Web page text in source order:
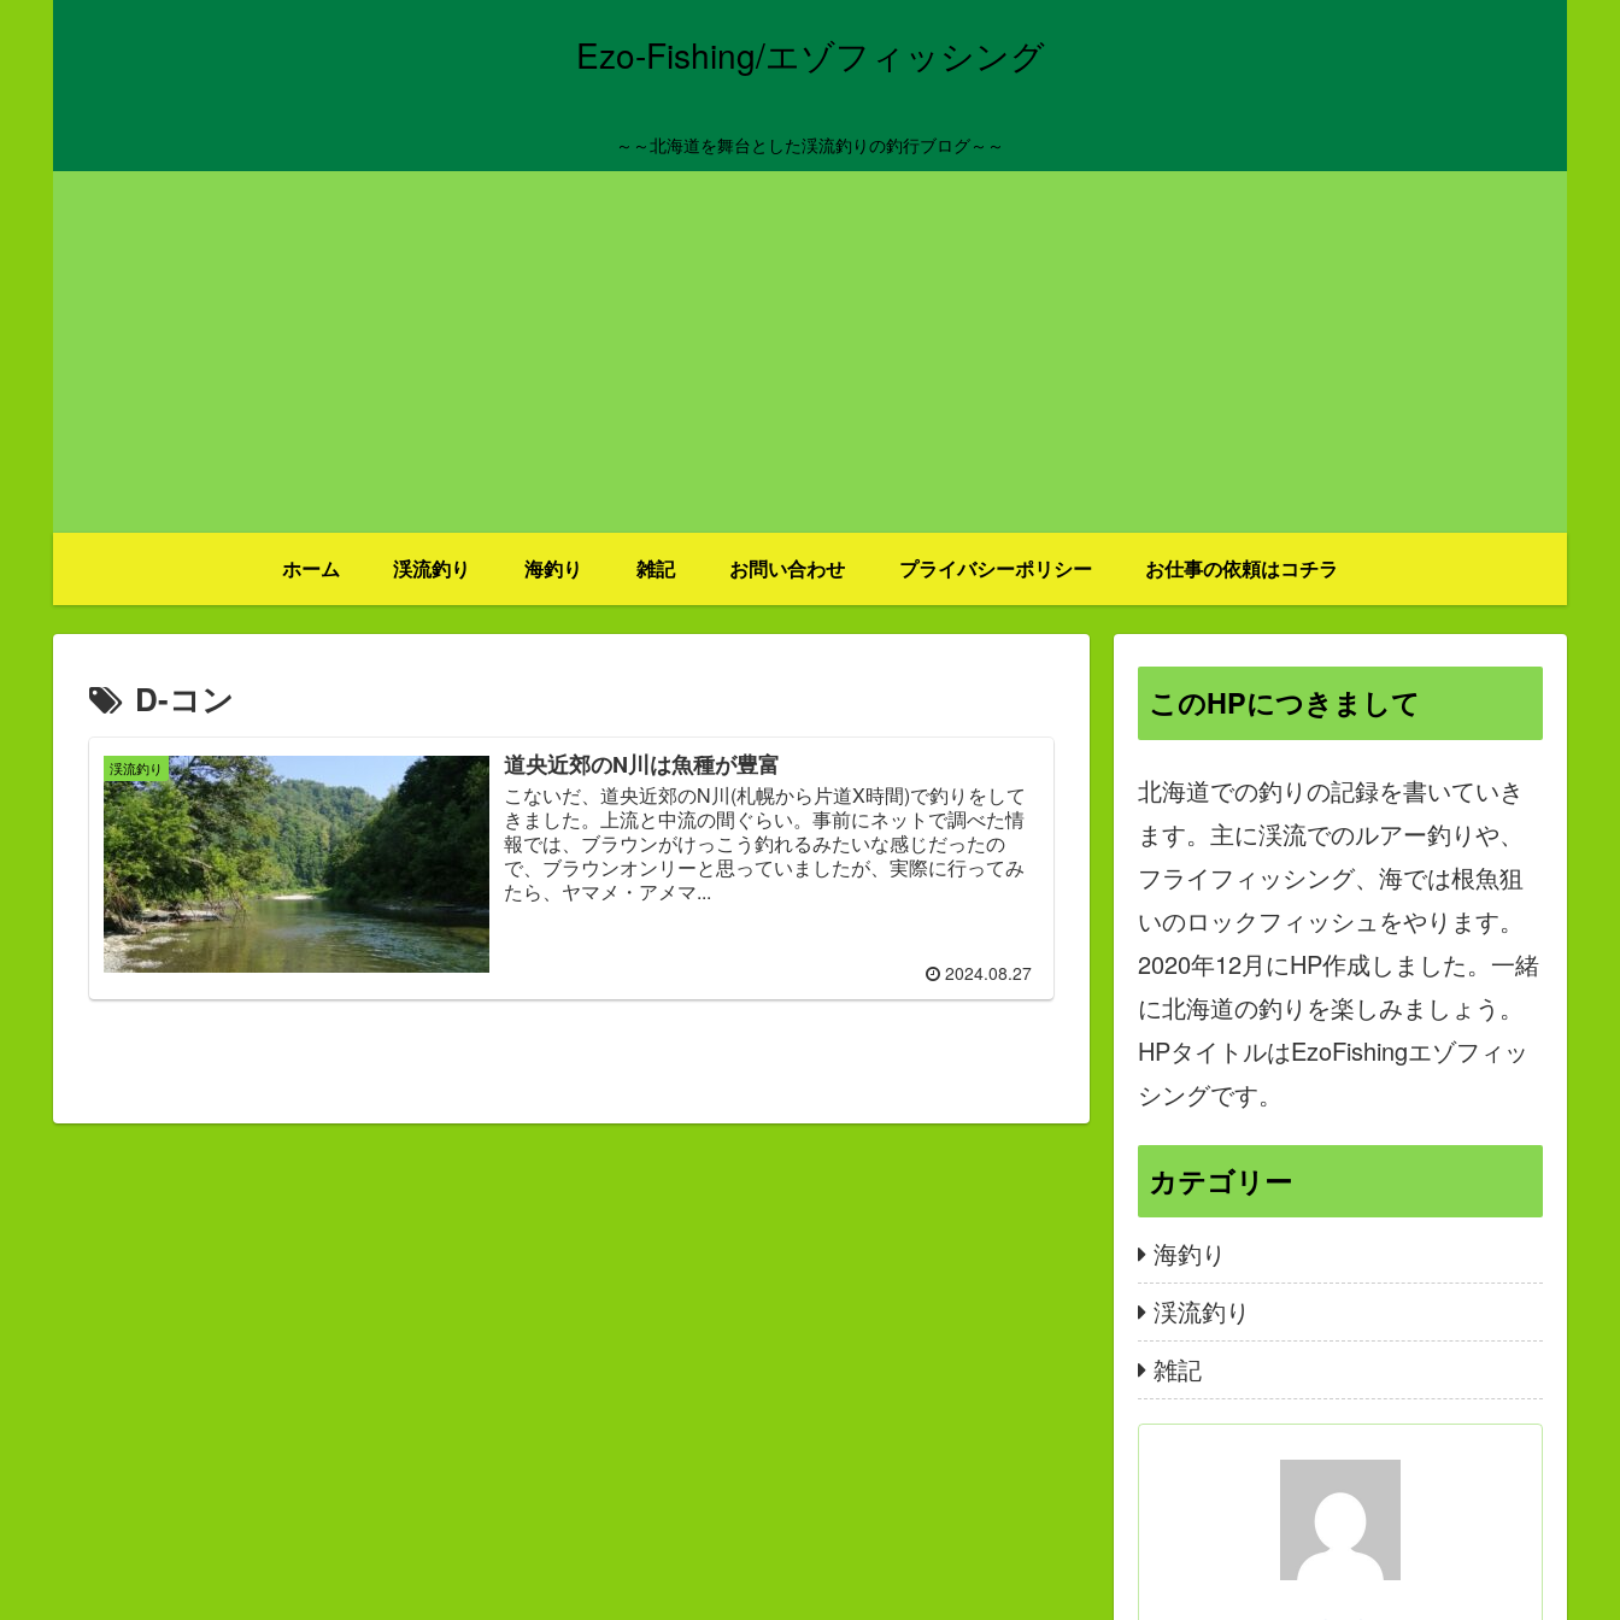
Ezo-Fishing/エゾフィッシング
～～北海道を舞台とした渓流釣りの釣行ブログ～～
ホーム 渓流釣り 海釣り 雑記 お問い合わせ プライバシーポリシー お仕事の依頼はコチラ
D-コン
渓流釣り 道央近郊のN川は魚種が豊富
こないだ、道央近郊のN川(札幌から片道X時間)で釣りをして
きました。上流と中流の間ぐらい。事前にネットで調べた情
報では、ブラウンがけっこう釣れるみたいな感じだったの
で、ブラウンオンリーと思っていましたが、実際に行ってみ
たら、ヤマメ・アメマ...
2024.08.27
このHPにつきまして
北海道での釣りの記録を書いていき
ます。主に渓流でのルアー釣りや、
フライフィッシング、海では根魚狙
いのロックフィッシュをやります。
2020年12月にHP作成しました。一緒
に北海道の釣りを楽しみましょう。
HPタイトルはEzoFishingエゾフィッ
シングです。
カテゴリー
海釣り
渓流釣り
雑記